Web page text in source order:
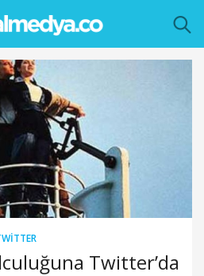
Twitter’da